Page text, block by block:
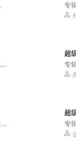
专
本
超
专
超
专